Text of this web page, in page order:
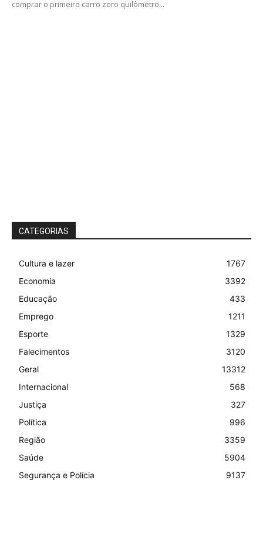
comprar o primeiro carro zero quilômetro...
CATEGORIAS
Cultura e lazer
1767
Economia
3392
Educação
433
Emprego
1211
Esporte
1329
Falecimentos
3120
Geral
13312
Internacional
568
Justiça
327
Política
996
Região
3359
Saúde
5904
Segurança e Polícia
9137